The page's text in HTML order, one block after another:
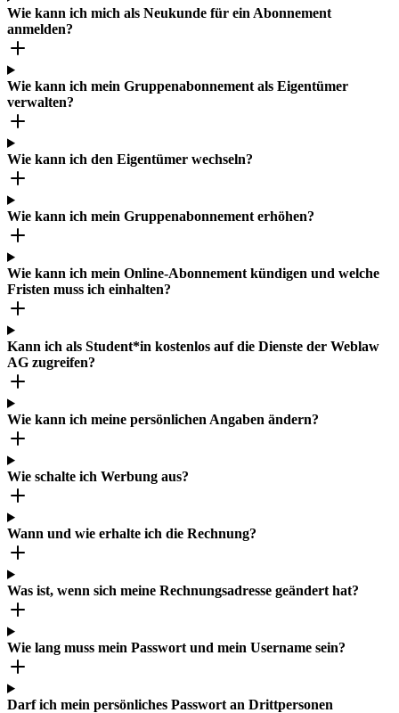
Wie kann ich mich als Neukunde für ein Abonnement
anmelden?
Wie kann ich mein Gruppenabonnement als Eigentümer
verwalten?
Wie kann ich den Eigentümer wechseln?
Wie kann ich mein Gruppenabonnement erhöhen?
Wie kann ich mein Online-Abonnement kündigen und welche
Fristen muss ich einhalten?
Kann ich als Student*in kostenlos auf die Dienste der Weblaw
AG zugreifen?
Wie kann ich meine persönlichen Angaben ändern?
Wie schalte ich Werbung aus?
Wann und wie erhalte ich die Rechnung?
Was ist, wenn sich meine Rechnungsadresse geändert hat?
Wie lang muss mein Passwort und mein Username sein?
Darf ich mein persönliches Passwort an Drittpersonen